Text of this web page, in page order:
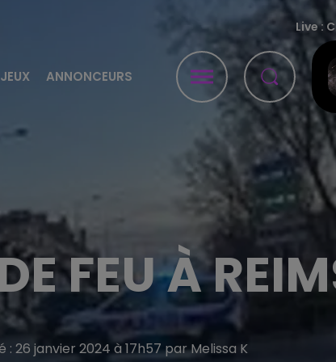
JEUX ANNONCEURS
Live :
FEU À
: 26 janvier 2024 à 17h57 par Melissa K